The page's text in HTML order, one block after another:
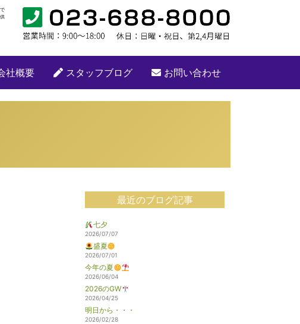
社概要 スタッフブログ お問い合わせ
最近のブログ記事
七夕
2026/07/07
盛夏
2026/07/01
今年の夏
2026/06/04
2026のGW
2026/04/25
明日から・・・
2026/02/28